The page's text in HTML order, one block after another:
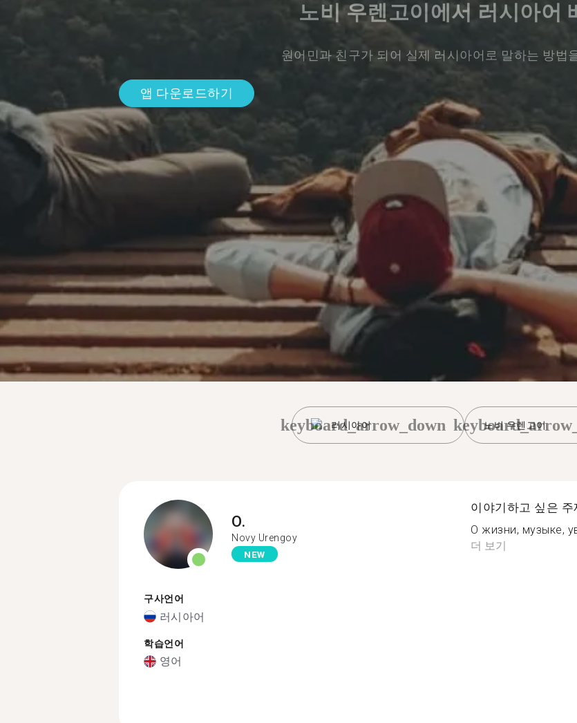
노비 우렌고이에서 러시아어
원어민과 친구가 되어 실제 러시아어로 말하는 방법
앱 다운로드하기
러시아어
keyboard_arrow_down 노비 우렌고이
O.
Novy Urengoy
NEW
구사언어
러시아어
학습언어
영어
이야기하고 싶은 주
О жизни, музыке,
더 보기